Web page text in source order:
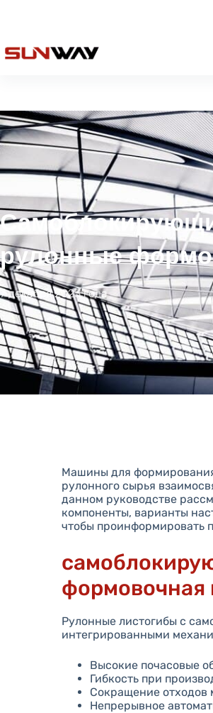
рулонные
7 декабря 2023 года
Машины для
рулонного сырья
данном руководстве
компоненты, варианты
чтобы проинформировать
Рулонные листогибы с
интегрированными
Высокие почасовые
Гибкость при
Сокращение отходов
Непрерывное